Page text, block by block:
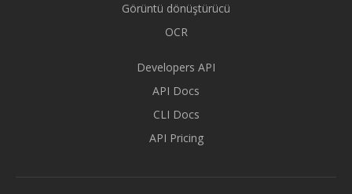
Görüntü dönüştürücü
OCR
Developers API
API Docs
CLI Docs
API Pricing